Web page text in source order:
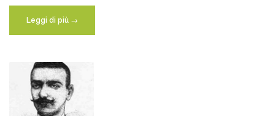
Leggi di più “Elizabeth
Moutzan-
→